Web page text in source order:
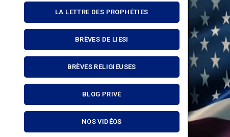
LA LETTRE DES PROPHÉTIES
BRÈVES DE LIESI
BRÈVES RELIGIEUSES
BLOG PRIVÉ
NOS VIDÉOS